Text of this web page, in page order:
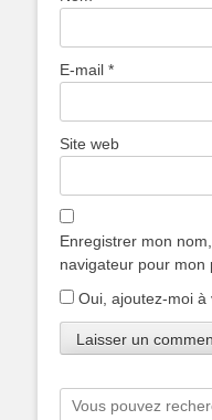
E-mail *
Site web
Enregistrer mon
navigateur pour mon
Oui, ajoutez-moi à
Rechercher :